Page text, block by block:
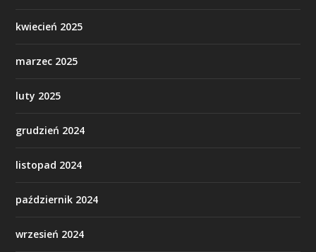
kwiecień 2025
marzec 2025
luty 2025
grudzień 2024
listopad 2024
październik 2024
wrzesień 2024